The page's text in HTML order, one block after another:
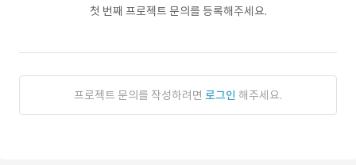
첫 번째 프로젝트 문의를 등록해주세요.
프로젝트 문의를 작성하려면 로그인 해주세요.